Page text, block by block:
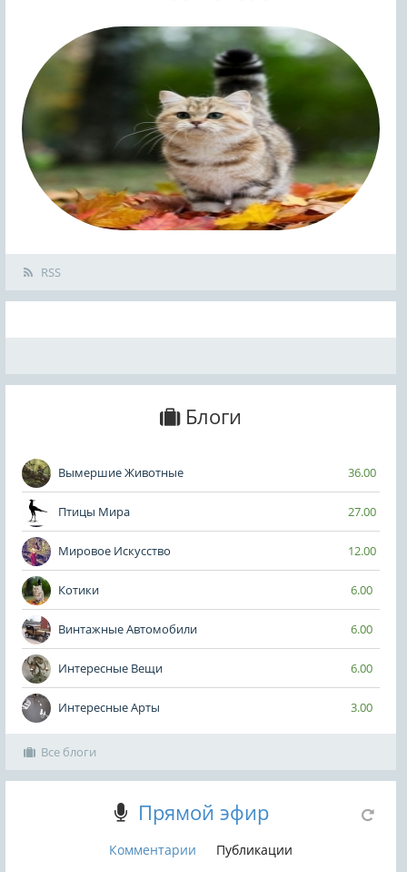
RSS
Блоги
Вымершие Животные 36.00
Птицы Мира 27.00
Мировое Искусство 12.00
Котики 6.00
Винтажные Автомобили 6.00
Интересные Вещи 6.00
Интересные Арты 3.00
Все блоги
Прямой эфир
Комментарии Публикации